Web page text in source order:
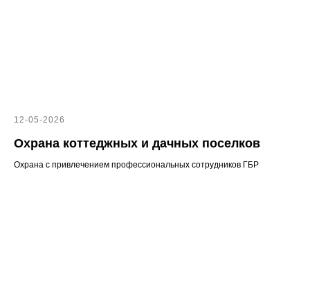
12-05-2026
Охрана коттеджных и дачных поселков
Охрана с привлечением профессиональных сотрудников ГБР